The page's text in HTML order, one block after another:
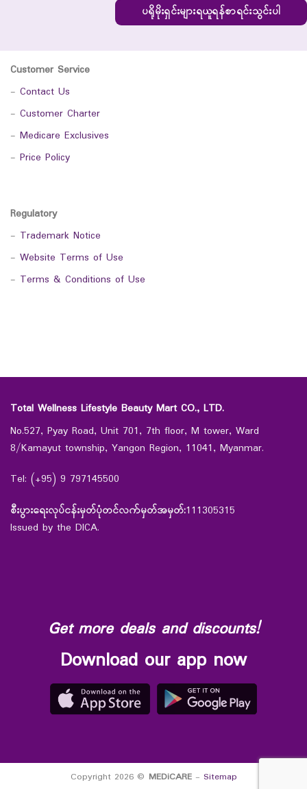
ပရိုမိုးရှင်းများရယူရန်စာရင်းသွင်းပါ
Customer Service
- Contact Us
- Customer Charter
- Medicare Exclusives
- Price Policy
Regulatory
- Trademark Notice
- Website Terms of Use
- Terms & Conditions of Use
Total Wellness Lifestyle Beauty Mart CO., LTD.
No.527, Pyay Road, Unit 701, 7th floor, M tower, Ward
8/Kamayut township, Yangon Region, 11041, Myanmar.
Tel: (+95) 9 797145500
စီးပွားရေးလုပ်ငန်းမှတ်ပုံတင်လက်မှတ်အမှတ်:111305315
Issued by the DICA.
Get more deals and discounts!
Download our app now
Copyright 2026 © MEDiCARE- Sitemap